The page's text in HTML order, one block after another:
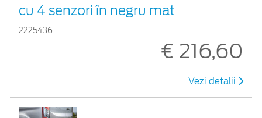
cu 4 senzori în negru mat
2225436
€ 216,60
Vezi detalii